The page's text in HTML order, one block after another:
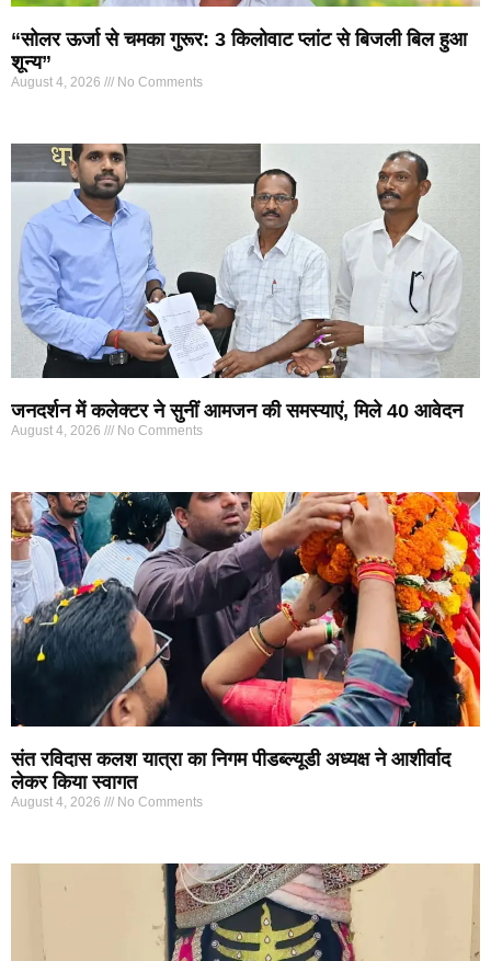
“सोलर ऊर्जा से चमका गुरूर: 3 किलोवाट प्लांट से बिजली बिल हुआ
शून्य”
August 4, 2026 No Comments
जनदर्शन में कलेक्टर ने सुनीं आमजन की समस्याएं, मिले 40 आवेदन
August 4, 2026 No Comments
संत रविदास कलश यात्रा का निगम पीडब्ल्यूडी अध्यक्ष ने आशीर्वाद
लेकर किया स्वागत
August 4, 2026 No Comments